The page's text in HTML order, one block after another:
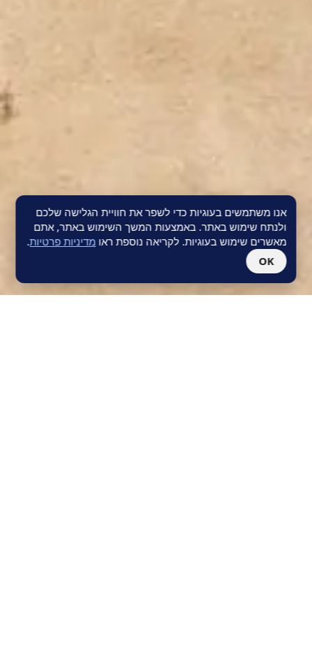
אנו משתמשים בעוגיות כדי לשפר את חוויית הגלישה שלכם
ולנתח שימוש באתר. באמצעות המשך השימוש באתר, אתם
מאשרים שימוש בעוגיות. לקריאה נוספת ראו מדיניות פרטיות.
OK